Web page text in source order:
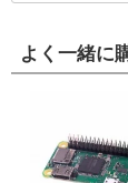
よく一緒に